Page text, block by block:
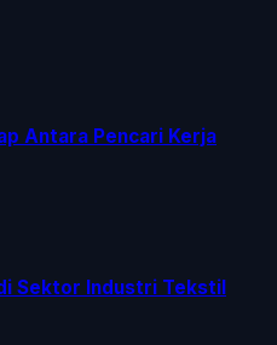
Antara Pencari Kerja
Sektor Industri Tekstil